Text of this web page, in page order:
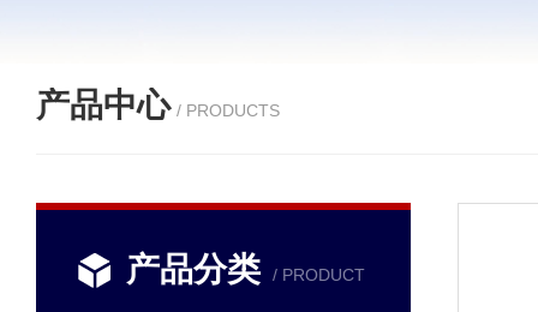
产品中心 / PRODUCTS
产品分类 / PRODUCT